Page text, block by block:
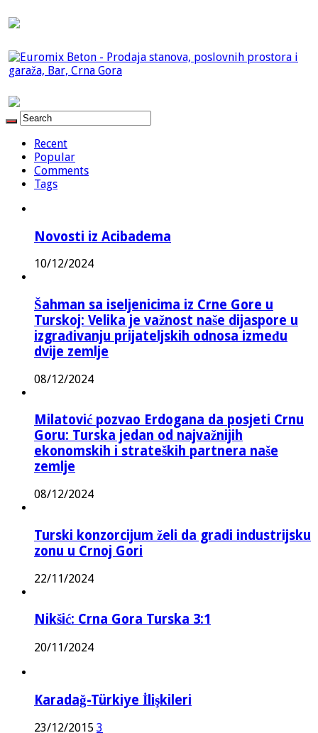
Recent
Popular
Comments
Tags
Novosti iz Acibadema
10/12/2024
Šahman sa iseljenicima iz Crne Gore u
Turskoj: Velika je važnost naše dijaspore u
izgrađivanju prijateljskih odnosa između
dvije zemlje
08/12/2024
Milatović pozvao Erdogana da posjeti Crnu
Goru: Turska jedan od najvažnijih
ekonomskih i strateških partnera naše
zemlje
08/12/2024
Turski konzorcijum želi da gradi industrijsku
zonu u Crnoj Gori
22/11/2024
Nikšić: Crna Gora Turska 3:1
20/11/2024
Karadağ-Türkiye İlişkileri
23/12/2015 3